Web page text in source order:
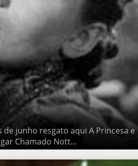
resgato aqui A Princesa e o Plebeu ,